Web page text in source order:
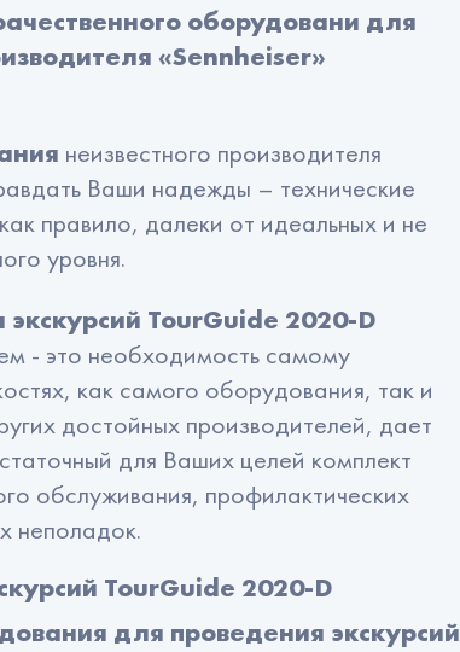
оборудовани для
«Sennheiser»
неизвестного производителя
Ваши надежды – технические
правило, далеки от идеальных и не
уровня.
TourGuide 2020-D
- это необходимость самому
как самого оборудования, так и
достойных производителей, дает
для Ваших целей комплект
обслуживания, профилактических
неполадок.
TourGuide 2020-D
для проведения экскурсий